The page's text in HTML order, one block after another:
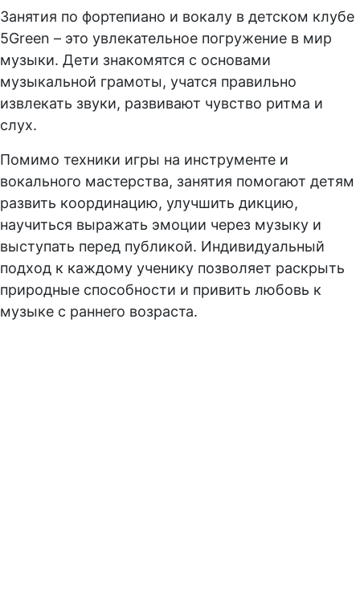
Занятия по фортепиано и вокалу в детском клубе
5Green – это увлекательное погружение в мир
музыки. Дети знакомятся с основами
музыкальной грамоты, учатся правильно
извлекать звуки, развивают чувство ритма и
слух.
Помимо техники игры на инструменте и
вокального мастерства, занятия помогают детям
развить координацию, улучшить дикцию,
научиться выражать эмоции через музыку и
выступать перед публикой. Индивидуальный
подход к каждому ученику позволяет раскрыть
природные способности и привить любовь к
музыке с раннего возраста.